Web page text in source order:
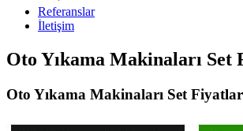
Referanslar
İletişim
Oto Yıkama Makinaları Set
Oto Yıkama Makinaları Set